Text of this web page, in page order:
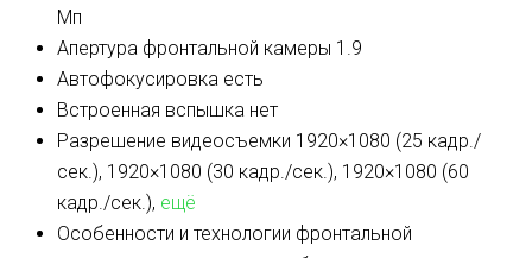
Мп
Апертура фронтальной камеры 1.9
Автофокусировка есть
Встроенная вспышка нет
Разрешение видеосъемки 1920×1080 (25 кадр./
сек.), 1920×1080 (30 кадр./сек.), 1920×1080 (60
кадр./сек.), ещё
Особенности и технологии фронтальной